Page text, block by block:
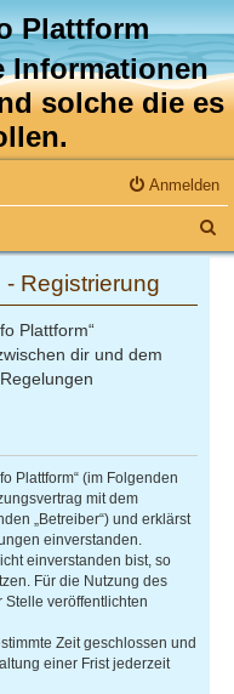
Plattform
Informationen
solche die es
Anmelden
u
- Registrierung
Plattform“
dir und dem
Plattform“ (im Folgenden
mit dem
„Betreiber“) und erklärst
einverstanden.
einverstanden bist, so
Für die Nutzung des
veröffentlichten
Zeit geschlossen und
einer Frist jederzeit